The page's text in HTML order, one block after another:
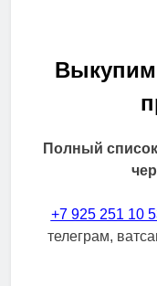
Полный
+7 925 251 10
телеграм,